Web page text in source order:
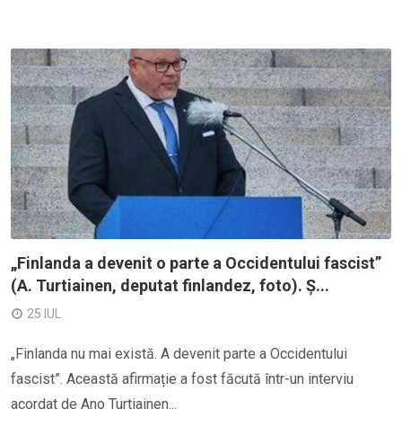
„Finlanda a devenit o parte a Occidentului fascist”
(A. Turtiainen, deputat finlandez, foto). Ș...
25 IUL
„Finlanda nu mai există. A devenit parte a Occidentului
fascist”. Această afirmație a fost făcută într-un interviu
acordat de Ano Turtiainen...